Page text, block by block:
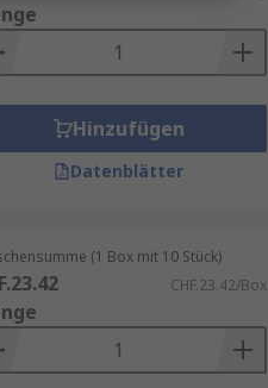
Hinzufügen
Datenblätter
(1 Box mit 10 Stück)
CHF.23.42/Box